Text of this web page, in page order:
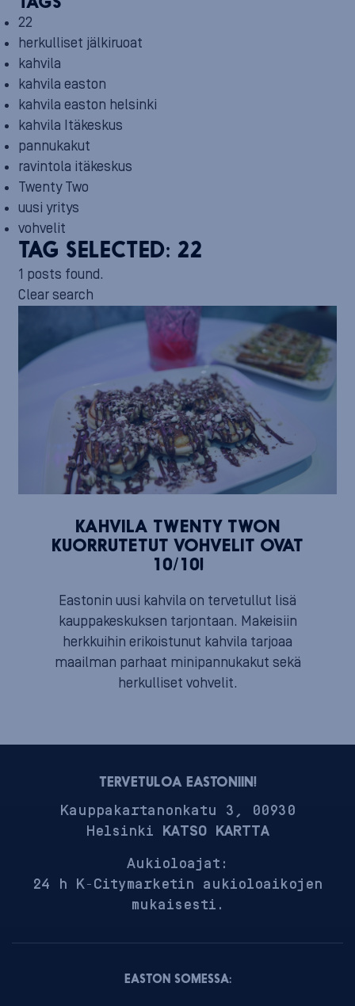
22
herkulliset jälkiruoat
kahvila
kahvila easton
kahvila easton helsinki
kahvila Itäkeskus
pannukakut
ravintola itäkeskus
Twenty Two
uusi yritys
vohvelit
TAG SELECTED: 22
1 posts found.
Clear search
KAHVILA TWENTY TWON
KUORRUTETUT VOHVELIT OVAT
10/10!
Eastonin uusi kahvila on tervetullut lisä
kauppakeskuksen tarjontaan. Makeisiin
herkkuihin erikoistunut kahvila tarjoaa
maailman parhaat minipannukakut sekä
herkulliset vohvelit.
TERVETULOA EASTONIIN!
Kauppakartanonkatu 3, 00930
Helsinki KATSO KARTTA
Aukioloajat:
24 h K-Citymarketin aukioloaikojen
mukaisesti.
EASTON SOMESSA: